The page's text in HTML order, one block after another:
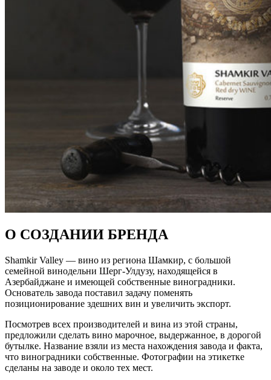
О СОЗДАНИИ БРЕНДА
Shamkir Valley — вино из региона Шамкир, с большой
семейной винодельни Шерг-Улдузу, находящейся в
Азербайджане и имеющей собственные виноградники.
Основатель завода поставил задачу поменять
позиционирование здешних вин и увеличить экспорт.
Посмотрев всех производителей и вина из этой страны,
предложили сделать вино марочное, выдержанное, в дорогой
бутылке. Название взяли из места нахождения завода и факта,
что виноградники собственные. Фотографии на этикетке
сделаны на заводе и около тех мест.